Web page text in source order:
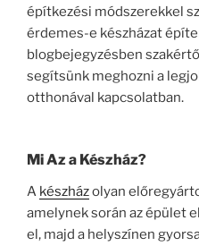
építkezési módszerekkel
érdemes-e készházat
blogbejegyzésben
segítsünk meghozni a
otthonával kapcsolatban.
Mi Az a Készház?
A készházolyan
amelynek során az épület
el, majd a helyszínen